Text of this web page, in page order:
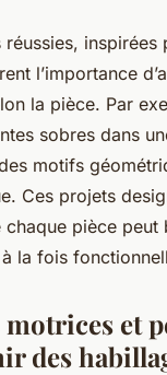
réussies, inspirées
l’importance
la pièce. Par
sobres dans
motifs
Ces projets
chaque pièce peut
la fois
motrices et
des